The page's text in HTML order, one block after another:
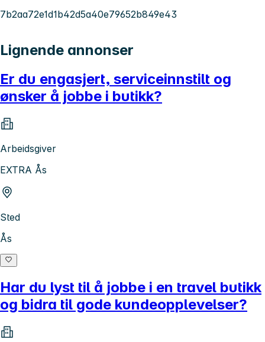
7b2aa72e1d1b42d5a40e79652b849e43
Lignende annonser
Er du engasjert, serviceinnstilt og
ønsker å jobbe i butikk?
Arbeidsgiver
EXTRA Ås
Sted
Ås
Har du lyst til å jobbe i en travel butikk
og bidra til gode kundeopplevelser?